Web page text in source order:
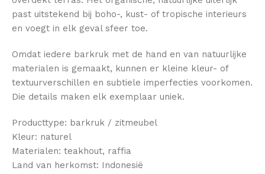
past uitstekend bij boho-, kust- of tropische interieurs
en voegt in elk geval sfeer toe.
Omdat iedere barkruk met de hand en van natuurlijke
materialen is gemaakt, kunnen er kleine kleur- of
textuurverschillen en subtiele imperfecties voorkomen.
Die details maken elk exemplaar uniek.
Producttype: barkruk / zitmeubel
Kleur: naturel
Materialen: teakhout, raffia
Land van herkomst: Indonesië